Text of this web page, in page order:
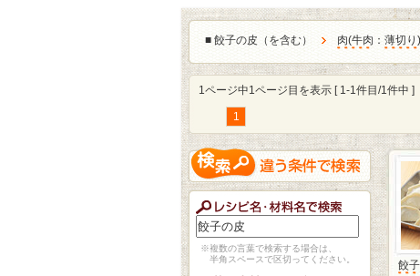
■ 餃子の皮（を含む） 肉(牛肉 ： 薄切り )
1ページ中1ページ目を表示 [ 1-1件目/1件中 ]
1
※複数の言葉で検索する場合は、
半角スペースで区切ってください。
餃